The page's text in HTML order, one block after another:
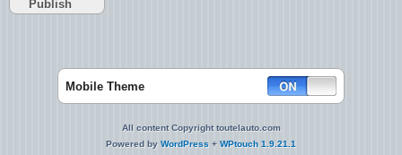
Mobile Theme
All content Copyright toutelauto.com
Powered by WordPress + WPtouch 1.9.21.1